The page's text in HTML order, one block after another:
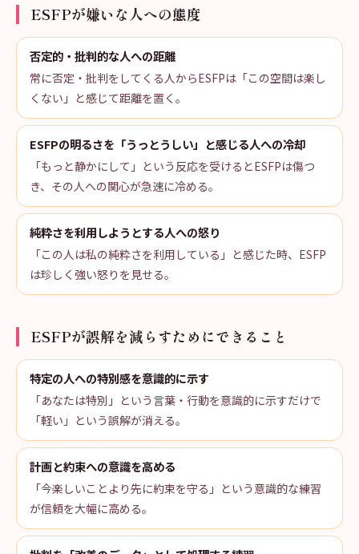
ESFPが嫌いな人への態度
否定的・批判的な人への距離
常に否定・批判をしてくる人からESFPは「この空間は楽し
くない」と感じて距離を置く。
ESFPの明るさを「うっとうしい」と感じる人への冷却
「もっと静かにして」という反応を受けるとESFPは傷つ
き、その人への関心が急速に冷める。
純粋さを利用しようとする人への怒り
「この人は私の純粋さを利用している」と感じた時、ESFP
は珍しく強い怒りを見せる。
ESFPが誤解を減らすためにできること
特定の人への特別感を意識的に示す
「あなたは特別」という言葉・行動を意識的に示すだけで
「軽い」という誤解が消える。
計画と約束への意識を高める
「今楽しいことより先に約束を守る」という意識的な練習
が信頼を大幅に高める。